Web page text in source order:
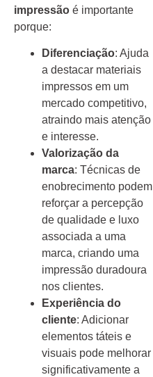
impressão é importante
porque:
Diferenciação: Ajuda
a destacar materiais
impressos em um
mercado competitivo,
atraindo mais atenção
e interesse.
Valorização da
marca: Técnicas de
enobrecimento podem
reforçar a percepção
de qualidade e luxo
associada a uma
marca, criando uma
impressão duradoura
nos clientes.
Experiência do
cliente: Adicionar
elementos táteis e
visuais pode melhorar
significativamente a